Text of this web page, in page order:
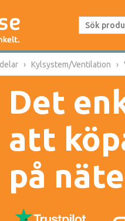
Kylsystem/Ventilation
Det
att
på